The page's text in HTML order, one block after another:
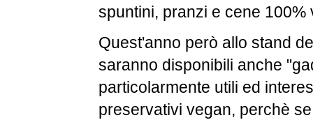
spuntini, pranzi e cene 100%
Quest'anno però allo stand
saranno disponibili anche
particolarmente utili ed
preservativi vegan, perchè